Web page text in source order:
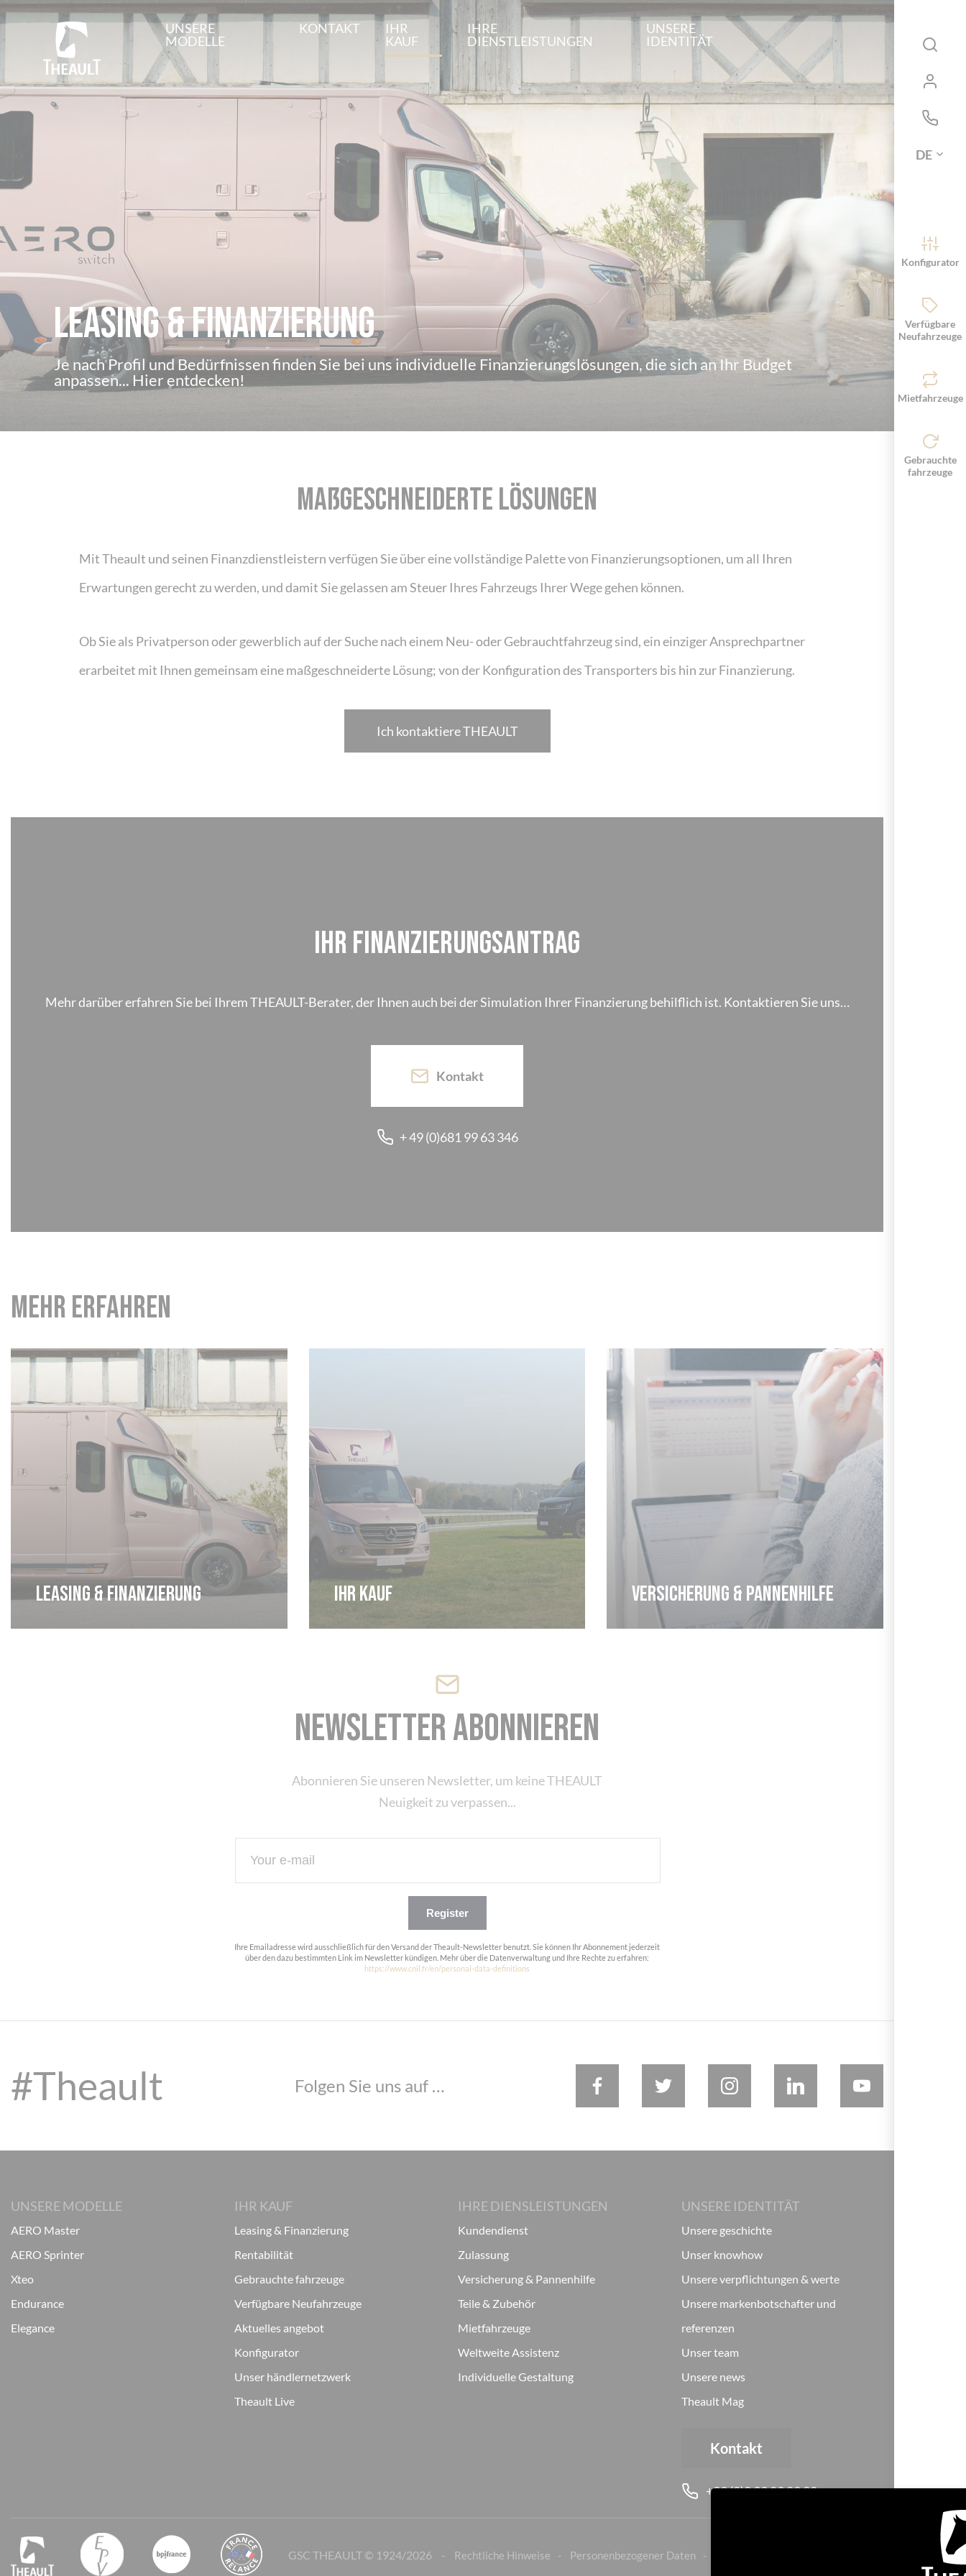
DE
Konfigurator
Verfügbare
Neufahrzeuge
Mietfahrzeuge
Gebrauchte
fahrzeuge
UNSERE
MODELLE
KONTAKT
IHR
KAUF
IHRE
DIENSTLEISTUNGEN
UNSERE
IDENTITÄT
Leasing & Finanzierung
Je nach Profil und Bedürfnissen finden Sie bei uns individuelle Finanzierungslösungen, die sich an Ihr Budget
anpassen... Hier entdecken!
MAßGESCHNEIDERTE LÖSUNGEN
Mit Theault und seinen Finanzdienstleistern verfügen Sie über eine vollständige Palette von Finanzierungsoptionen, um all Ihren
Erwartungen gerecht zu werden, und damit Sie gelassen am Steuer Ihres Fahrzeugs Ihrer Wege gehen können.
Ob Sie als Privatperson oder gewerblich auf der Suche nach einem Neu- oder Gebrauchtfahrzeug sind, ein einziger Ansprechpartner
erarbeitet mit Ihnen gemeinsam eine maßgeschneiderte Lösung; von der Konfiguration des Transporters bis hin zur Finanzierung.
Ich kontaktiere THEAULT
IHR FINANZIERUNGSANTRAG
Mehr darüber erfahren Sie bei Ihrem THEAULT-Berater, der Ihnen auch bei der Simulation Ihrer Finanzierung behilflich ist. Kontaktieren Sie uns…
Kontakt
+ 49 (0)681 99 63 346
Mehr erfahren
Leasing & Finanzierung Ihr kauf Versicherung & Pannenhilfe
Newsletter abonnieren
Abonnieren Sie unseren Newsletter, um keine THEAULT
Neuigkeit zu verpassen...
Register
Ihre Emailadresse wird ausschließlich für den Versand der Theault-Newsletter benutzt. Sie können Ihr Abonnement jederzeit
über den dazu bestimmten Link im Newsletter kündigen. Mehr über die Datenverwaltung und Ihre Rechte zu erfahren:
https://www.cnil.fr/en/personal-data-definitions
#Theault Folgen Sie uns auf …
UNSERE MODELLE
AERO Master
AERO Sprinter
Xteo
Endurance
Elegance
IHR KAUF
Leasing & Finanzierung
Rentabilität
Gebrauchte fahrzeuge
Verfügbare Neufahrzeuge
Aktuelles angebot
Konfigurator
Unser händlernetzwerk
Theault Live
IHRE DIENSLEISTUNGEN
Kundendienst
Zulassung
Versicherung & Pannenhilfe
Teile & Zubehör
Mietfahrzeuge
Weltweite Assistenz
Individuelle Gestaltung
UNSERE IDENTITÄT
Unsere geschichte
Unser knowhow
Unsere verpflichtungen & werte
Unsere markenbotschafter und
referenzen
Unser team
Unsere news
Theault Mag
Kontakt
+33 (0)2 33 89 22 22
GSC THEAULT © 1924/2026 Rechtliche Hinweise Personenbezogener Daten